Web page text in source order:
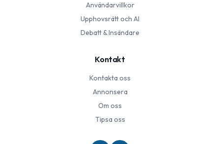
Användarvillkor
Upphovsrätt och AI
Debatt & Insändare
Kontakt
Kontakta oss
Annonsera
Om oss
Tipsa oss